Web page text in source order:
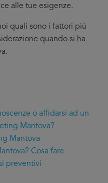
alle tue esigenze.
quali sono i fattori più
quando si ha
o affidarsi ad un
Mantova?
Mantova
Cosa fare
preventivi